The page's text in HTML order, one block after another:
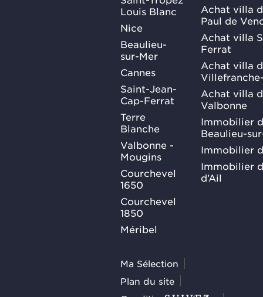
Louis Blanc
Nice
Beaulieu-
sur-Mer
Cannes
Saint-Jean-
Cap-Ferrat
Terre
Blanche
Valbonne -
Mougins
Courchevel
1650
Courchevel
1850
Méribel
Achat villa
Paul de
Achat villa
Ferrat
Achat villa
Achat villa
Valbonne
Immobilier
Beaulieu-
Immobilier
Immobilier
d’Ail
Ma Sélection
Plan du site